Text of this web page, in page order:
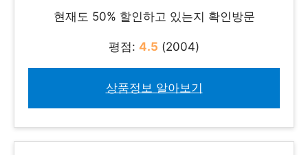
현재도 50% 할인하고 있는지 확인방문
평점: 4.5 (2004)
상품정보 알아보기